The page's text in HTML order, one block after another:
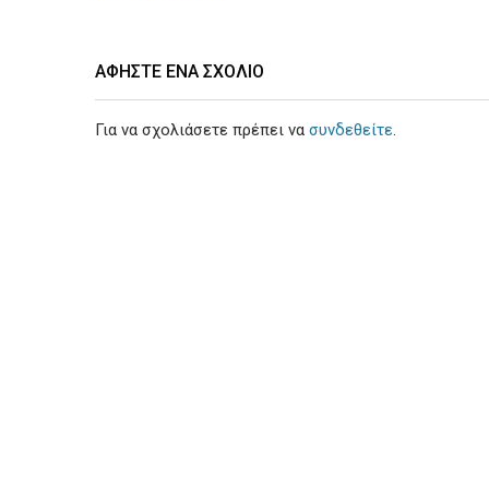
ΑΦΉΣΤΕ ΕΝΑ ΣΧΌΛΙΟ
Για να σχολιάσετε πρέπει να συνδεθείτε.